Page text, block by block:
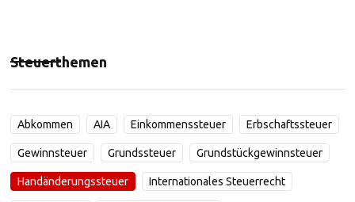
Steuerthemen
Abkommen AIA Einkommenssteuer Erbschaftssteuer
Gewinnsteuer Grundssteuer Grundstückgewinnsteuer
Handänderungssteuer Internationales Steuerrecht